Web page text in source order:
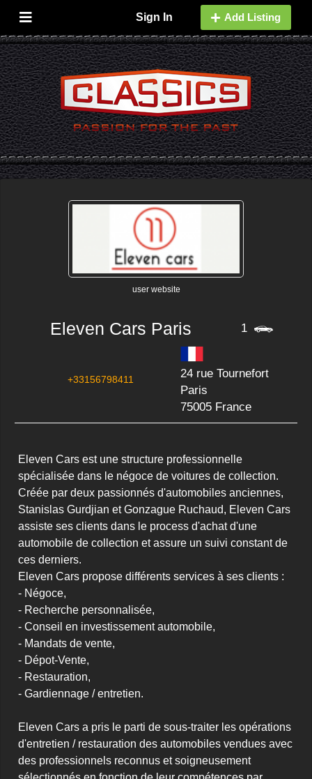
Sign In Add Listing
user website
Eleven Cars Paris 1
+33156798411
24 rue Tournefort
Paris
75005 France
Eleven Cars est une structure professionnelle
spécialisée dans le négoce de voitures de collection.
Créée par deux passionnés d'automobiles anciennes,
Stanislas Gurdjian et Gonzague Ruchaud, Eleven Cars
assiste ses clients dans le process d'achat d'une
automobile de collection et assure un suivi constant de
ces derniers.
Eleven Cars propose différents services à ses clients :
- Négoce,
- Recherche personnalisée,
- Conseil en investissement automobile,
- Mandats de vente,
- Dépot-Vente,
- Restauration,
- Gardiennage / entretien.
Eleven Cars a pris le parti de sous-traiter les opérations
d'entretien / restauration des automobiles vendues avec
des professionnels reconnus et soigneusement